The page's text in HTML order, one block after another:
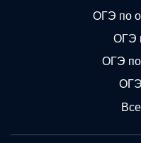
ОГЭ по
ОГЭ
ОГЭ